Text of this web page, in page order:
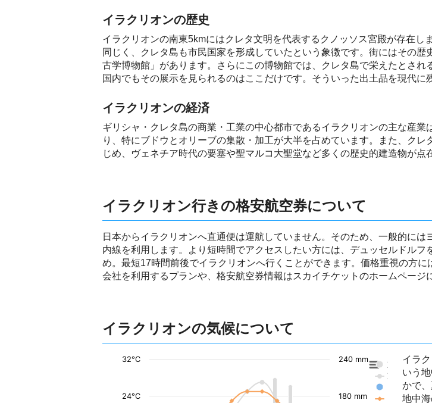
イラクリオンの歴史
イラクリオンの南東5kmにはクレタ文明を代表するクノッソス宮殿が存在
同じく、クレタ島も市民国家を形成していたという象徴です。街にはその
古学博物館」があります。さらにこの博物館では、クレタ島で栄えたとされ
国内でもその展示を見られるのはここだけです。そういった出土品を現代に
イラクリオンの経済
ギリシャ・クレタ島の商業・工業の中心都市であるイラクリオンの主な産
り、特にブドウとオリーブの集散・加工が大半を占めています。また、ク
じめ、ヴェネチア時代の要塞や聖マルコ大聖堂など多くの歴史的建造物が
イラクリオン行きの格安航空券について
日本からイラクリオンへ直通便は運航していません。そのため、一般的に
内線を利用します。より短時間でアクセスしたい方には、デュッセルドル
め。最短17時間前後でイラクリオンへ行くことができます。価格重視の方
会社を利用するプランや、格安航空券情報はスカイチケットのホームページ
イラクリオンの気候について
東京の降水量
東京の気温
イラクリオ
イラクリオ
24°C
32°C
180 mm
240 mm
イラ
いう
かで
地中